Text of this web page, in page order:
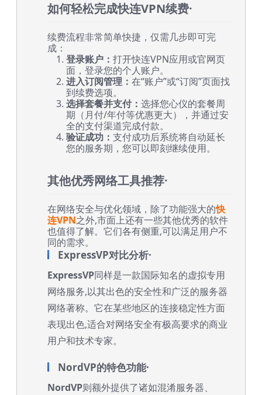
如何轻松完成快连VPN续费·
续费流程非常简单快捷，仅需几步即可完
成：
登录账户： 打开快连VPN应用或官网页
面，登录您的个人账户。
进入订阅管理： 在“账户”或“订阅”页面找
到续费选项。
选择套餐并支付： 选择您心仪的套餐周
期（月付/年付等优惠更大），并通过安
全的支付渠道完成付款。
验证成功： 支付成功后系统将自动延长
您的服务期，您可以即刻继续使用。
其他优秀网络工具推荐·
在网络安全与优化领域，除了功能强大的快
连VPN之外,市面上还有一些其他优秀的软件
也值得了解。它们各有侧重,可以满足用户不
同的需求。
ExpressVP对比分析·
ExpressVP同样是一款国际知名的虚拟专用
网络服务,以其出色的安全性和广泛的服务器
网络著称。它在某些地区的连接稳定性方面
表现出色,适合对网络安全有极高要求的商业
用户和技术专家。
NordVP的特色功能·
NordVP则额外提供了诸如混淆服务器、